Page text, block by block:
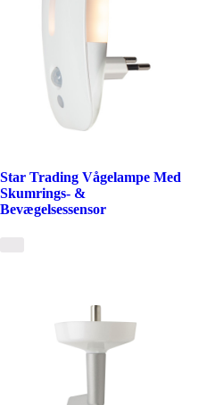
Star Trading Vågelampe Med
Skumrings- &
Bevægelsessensor